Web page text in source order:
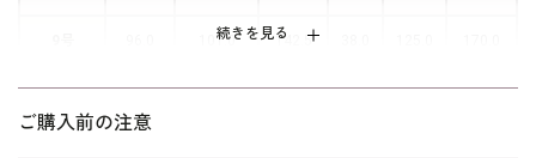
続きを見る
101.0 142.5
11号 100.0 105.0 146.5 38.5 126.0 174.0
ご購入前の注意